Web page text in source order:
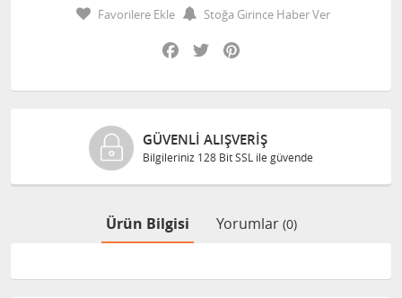
Favorilere Ekle
Stoğa Girince Haber Ver
Facebook
Twitter
GÜVENLI ALIŞVERIŞ
Bilgileriniz 128 Bit SSL ile güvende
Ürün Bilgisi Yorumlar (0)